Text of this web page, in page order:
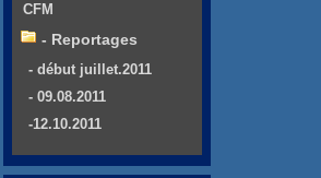
CFM
- Reportages
- début juillet.2011
- 09.08.2011
-12.10.2011